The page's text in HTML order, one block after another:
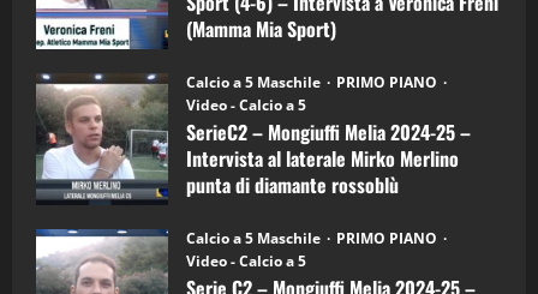
Mamma
Mia
Sport
6)
–
Intervista
a
mister
Arturo
Carciotto
(Mongiuffi
(Mamma Mia Sport)
Calcio a 5 Maschile
PRIMO PIANO
Video - Calcio a 5
SerieC2 – Mongiuffi Melia 2024-25 –
Intervista al laterale Mirko Merlino
punta di diamante rossoblù
Calcio a 5 Maschile
PRIMO PIANO
Video - Calcio a 5
4
“SportEmpire” in Podcast: 27^ Puntata
(Martedi 14 Aprile 2026)
15/04/2026
“SportEmpire” in Podcast: 26^ Puntata
(Martedi 07 Aprile 2026)